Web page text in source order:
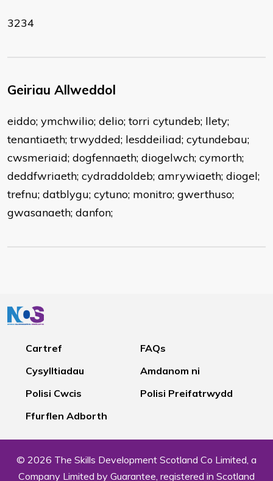
3234
Geiriau Allweddol
eiddo; ymchwilio; delio; torri cytundeb; llety;
tenantiaeth; trwydded; lesddeiliad; cytundebau;
cwsmeriaid; dogfennaeth; diogelwch; cymorth;
deddfwriaeth; cydraddoldeb; amrywiaeth; diogel;
trefnu; datblygu; cytuno; monitro; gwerthuso;
gwasanaeth; danfon;
Cartref
FAQs
Cysylltiadau
Amdanom ni
Polisi Cwcis
Polisi Preifatrwydd
Ffurflen Adborth
© 2026 The Skills Development Scotland Co Limited, a
Company Limited by Guarantee, registered in Scotland